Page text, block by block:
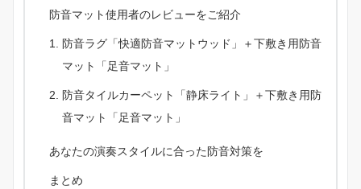
防音マット使用者のレビューをご紹介
防音ラグ「快適防音マットウッド」＋下敷き用防音
マット「足音マット」
防音タイルカーペット「静床ライト」＋下敷き用防
音マット「足音マット」
あなたの演奏スタイルに合った防音対策を
まとめ